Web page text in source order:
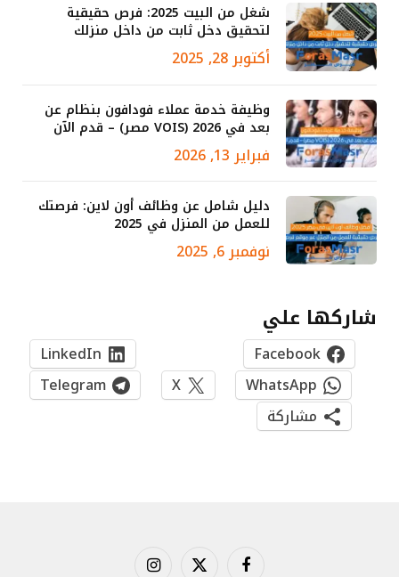
شغل من البيت 2025: فرص حقيقية
لتحقيق دخل ثابت من داخل منزلك
أكتوبر 28, 2025
وظيفة خدمة عملاء فودافون بنظام عن
بعد في 2026 (VOIS مصر) – قدم الآن
فبراير 13, 2026
دليل شامل عن وظائف أون لاين: فرصتك
للعمل من المنزل في 2025
نوفمبر 6, 2025
شاركها علي
Facebook
LinkedIn
WhatsApp
X
Telegram
مشاركة